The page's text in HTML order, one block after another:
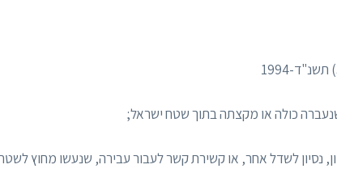
נסיון לשדל אחר, או קשירת קשר לעבור עבירה, שנעשו מחוץ